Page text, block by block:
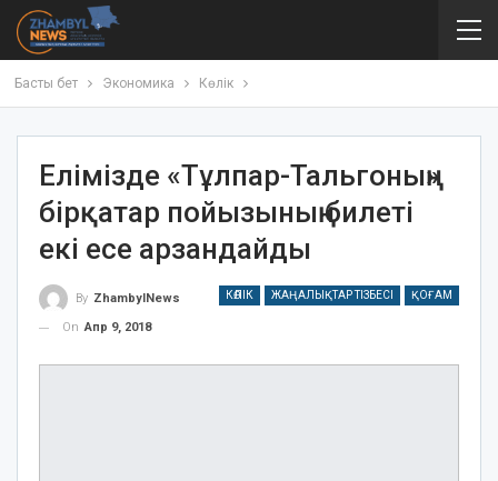
Басты бет Экономика Көлік
Елімізде «Тұлпар-Тальгоның»
бірқатар пойызының билеті
екі есе арзандайды
КӨЛІК ЖАҢАЛЫҚТАР ТІЗБЕСІ ҚОҒАМ
By ZhambylNews
On Апр 9, 2018